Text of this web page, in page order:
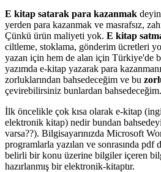
E kitap satarak para kazanmak
yerden para kazanmak ve masrafsız,
Çünkü ürün maliyeti yok. E kitap
ciltleme, stoklama, gönderim ücretleri
yazan için hem de alan için Türkiye'de
yazımda e-kitap yazarak para
zorluklarından bahsedeceğim ve bu
çevirebilirsiniz bunlardan bahsedeceğim.
İlk öncelikle çok kısa olarak e-kitap
elektronik kitap) nedir bundan
varsa??). Bilgisayarınızda Microsoft
programlarla yazılan ve sonrasında pdf
belirli bir konu üzerine bilgiler içeren
hazırlanmış bir elektronik-kitaptır.